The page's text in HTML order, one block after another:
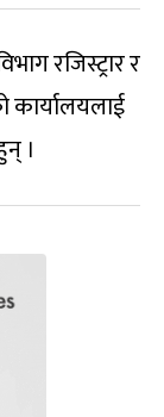
रजिस्ट्रार र
कार्यालयलाई
।